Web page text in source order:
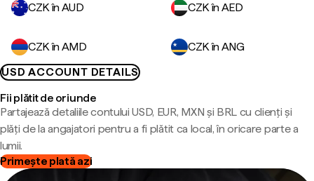
CZK în AUD CZK în AED
CZK în AMD
CZK în ANG
USD ACCOUNT DETAILS
Fii plătit de oriunde
Partajează detaliile contului USD, EUR, MXN și BRL cu clienți și
plăți de la angajatori pentru a fi plătit ca local, în oricare parte a
lumii.
Primește plată azi